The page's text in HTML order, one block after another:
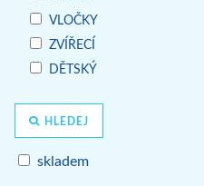
VLOČKY
ZVÍŘECÍ
DĚTSKÝ
HLEDEJ
skladem